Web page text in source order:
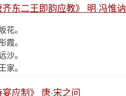
齐东二王即韵应教》 明·冯惟讷
花。
霞。
沙。
家。
宴应制》 唐·宋之问